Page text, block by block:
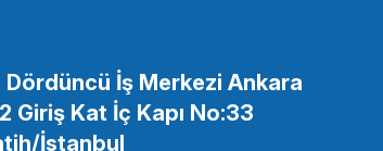
15mm Boru Kancası
Dördüncü İş Merkezi Ankara
Giriş Kat İç Kapı No:33
İstanbul